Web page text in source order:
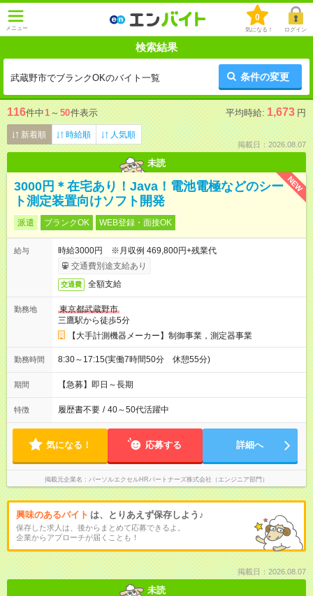
メニュー
0
気になる！ ログイン
検索結果
武蔵野市でブランクOKのバイト一覧 条件の変更
116件中1 ～ 50件表示 平均時給: 1,673 円
新着順 時給順 人気順
掲載日：2026.08.07
未読
NEW
3000円＊在宅あり！Java！電池電極などのシー
ト測定装置向けソフト開発
派遣 ブランクOK WEB登録・面接OK
給与
時給3000円 ※月収例 469,800円+残業代
交通費別途支給あり
交通費 全額支給
勤務地
東京都武蔵野市
三鷹駅から徒歩5分
【大手計測機器メーカー】制御事業，測定器事業
勤務時間 8:30～17:15(実働7時間50分 休憩55分)
期間 【急募】即日～長期
特徴 履歴書不要 / 40～50代活躍中
気になる！ 応募する 詳細へ
掲載元企業名 パーソルエクセルHRパートナーズ株式会社（エンジニア部門）
興味のあるバイト は、とりあえず保存しよう♪
保存した求人は、後からまとめて応募できるよ。
企業からアプローチが届くことも！
掲載日：2026.08.07
未読